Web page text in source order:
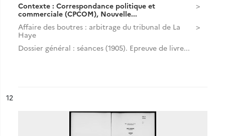
Contexte : Correspondance politique et
commerciale (CPCOM), Nouvelle...
Affaire des boutres : arbitrage du tribunal de La
Haye
Dossier général : séances (1905). Epreuve de livre...
n°
12